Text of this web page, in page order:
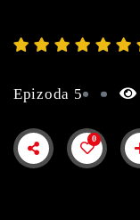
Epizoda 5
0